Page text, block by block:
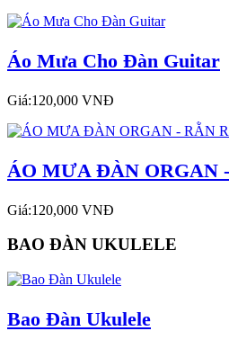
Áo Mưa Cho Đàn Guitar
Giá:120,000 VNĐ
ÁO MƯA ĐÀN ORGAN
Giá:120,000 VNĐ
BAO ĐÀN UKULELE
Bao Đàn Ukulele